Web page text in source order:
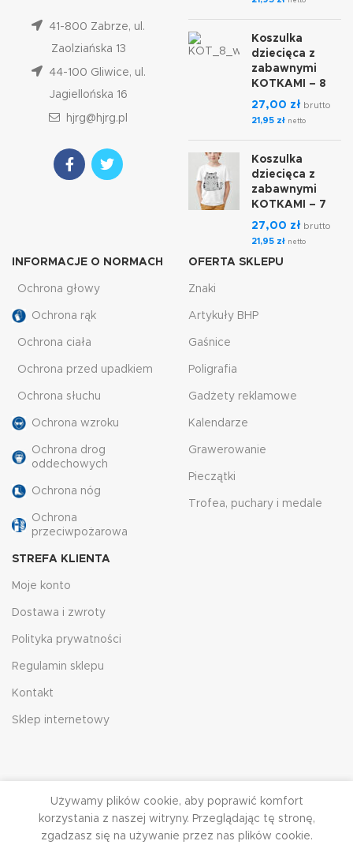
41-800 Zabrze, ul.
Zaolziańska 13
44-100 Gliwice, ul.
Jagiellońska 16
hjrg@hjrg.pl
Koszulka
dziecięca z
zabawnymi
KOTKAMI – 8
27,00 zł brutto
21,95 zł netto
Koszulka
dziecięca z
zabawnymi
KOTKAMI – 7
27,00 zł brutto
21,95 zł netto
INFORMACJE O NORMACH
Ochrona głowy
Ochrona rąk
Ochrona ciała
Ochrona przed upadkiem
Ochrona słuchu
Ochrona wzroku
Ochrona drog
oddechowych
Ochrona nóg
Ochrona
przeciwpożarowa
OFERTA SKLEPU
Znaki
Artykuły BHP
Gaśnice
Poligrafia
Gadżety reklamowe
Kalendarze
Grawerowanie
Pieczątki
Trofea, puchary i medale
STREFA KLIENTA
Moje konto
Dostawa i zwroty
Polityka prywatności
Regulamin sklepu
Kontakt
Sklep internetowy
Używamy plików cookie, aby poprawić komfort
korzystania z naszej witryny. Przeglądając tę ​​stronę,
zgadzasz się na używanie przez nas plików cookie.